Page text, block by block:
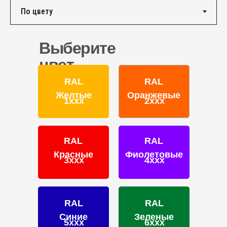
Выберите
цвет
RAL
Желтые
RAL
Оранжевые
RAL
Красные
RAL
Фиолетовые
RAL
Синие
RAL
Зеленые
1ххх 2ххх
3ххх 4ххх
5ххх 6ххх
КОНТАКТЫ
Единый номер по России и СНГ:
+7 (495) 151-16-56
HELLO@PROFDEK.RU
Подбор краски